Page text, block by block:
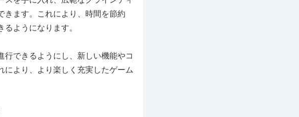
きます。これにより、時間を節約
ようになります。
行できるようにし、新しい機能やコ
により、より楽しく充実したゲーム